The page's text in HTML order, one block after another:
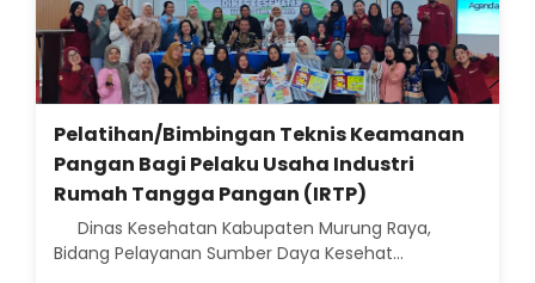
Pelatihan/Bimbingan Teknis Keamanan
Pangan Bagi Pelaku Usaha Industri
Rumah Tangga Pangan (IRTP)
Dinas Kesehatan Kabupaten Murung Raya,
Bidang Pelayanan Sumber Daya Kesehat...